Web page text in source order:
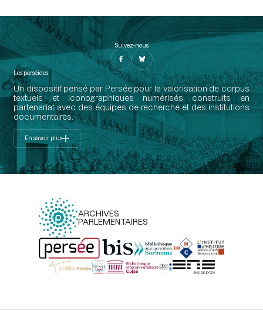
Suivez-nous
Les perséides
Un dispositif pensé par Persée pour la valorisation de corpus
textuels et iconographiques numérisés construits en
partenariat avec des équipes de recherche et des institutions
documentaires.
En savoir plus
ARCHIVES
PARLEMENTAIRES
Menu